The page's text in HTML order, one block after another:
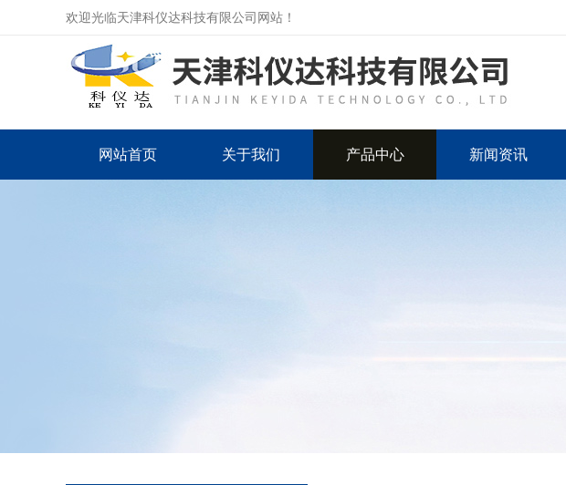
欢迎光临天津科仪达科技有限公司网站！
网站首页 关于我们 产品中心 新闻资讯